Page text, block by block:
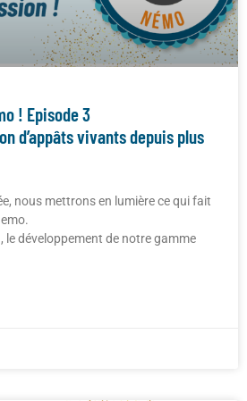
! Episode 3
d’appâts vivants depuis plus
nous mettrons en lumière ce qui fait
le développement de notre gamme